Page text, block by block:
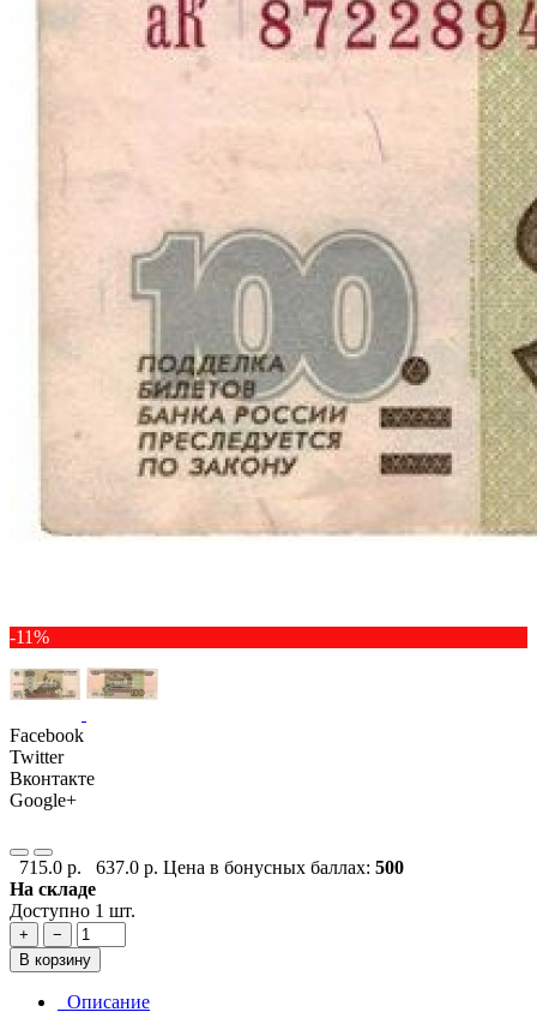
-11%
Facebook
Twitter
Вконтакте
Google+
715.0 р. 637.0 р. Цена в бонусных баллах: 500
На складе
Доступно 1 шт.
+
−
В корзину
Описание